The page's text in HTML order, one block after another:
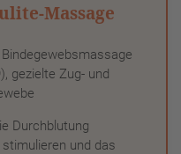
Massage
gezielte Zug- und
Durchblutung
und das